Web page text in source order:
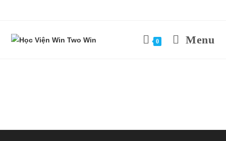
0 Menu